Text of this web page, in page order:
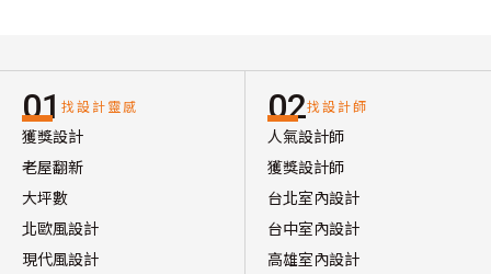
01 找設計靈感
獲獎設計
老屋翻新
大坪數
北歐風設計
現代風設計
02找設計師
人氣設計師
獲獎設計師
台北室內設計
台中室內設計
高雄室內設計